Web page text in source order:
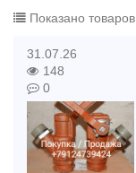
Показано товаров
31.07.26
148
0